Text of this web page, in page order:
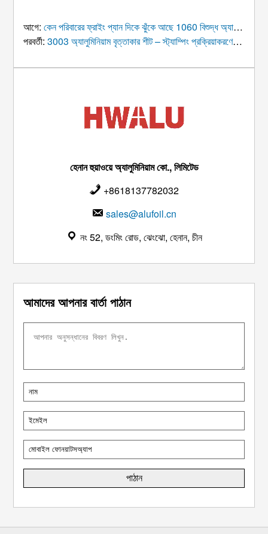
আগে:কেন পরিবারের ফ্রাইং প্যান দিকে ঝুঁকে আছে 1060 বিশুদ্ধ অ্যালুমিনিয়াম শীট? তারা চমৎকার তাপ পরিবাহিতা এবং নিরাপত্তা গ্যারান্টি উভয়ই অফার করে.
পরবর্তী:3003 অ্যালুমিনিয়াম বৃত্তাকার শীট – স্ট্যাম্পিং প্রক্রিয়াকরণের জন্য বিশেষ অ্যালুমিনিয়াম বৃত্তাকার শীট
হেনান হুয়াওয়ে অ্যালুমিনিয়াম কো., লিমিটেড
+8618137782032
sales@alufoil.cn
নং 52, ডংমিং রোড, ঝেংঝো, হেনান, চীন
আমাদের আপনার বার্তা পাঠান